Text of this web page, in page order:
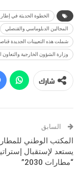
الخطوة الحديثة في إطار
المجالين الدبلوماسي والقنصلي
شملت هذه التعيينات الجديدة
وزارة الشؤون الخارجية والتعاون
شارك
السابق
المكتب الوطني
يستعد لإستقبال
“مطارات 2030”